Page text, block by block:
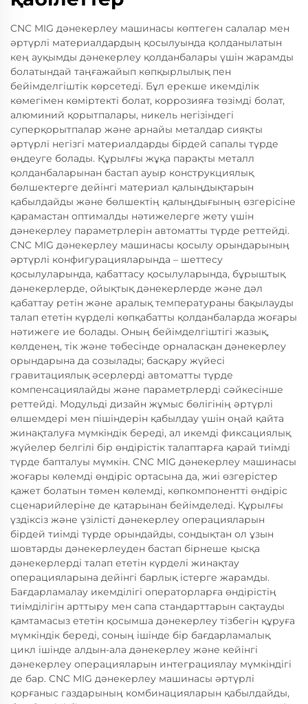
CNC MIG дәнекерлеу машинасы көптеген салалар мен
әртүрлі материалдардың қосылуында қолданылатын
кең ауқымды дәнекерлеу қолданбалары үшін жарамды
болатындай таңғажайып көпқырлылық пен
бейімделгіштік көрсетеді. Бұл ерекше икемділік
көмегімен көміртекті болат, коррозияға төзімді болат,
алюминий қорытпалары, никель негізіндегі
суперқорытпалар және арнайы металдар сияқты
әртүрлі негізгі материалдарды бірдей сапалы түрде
өңдеуге болады. Құрылғы жұқа парақты металл
қолданбаларынан бастап ауыр конструкциялық
бөлшектерге дейінгі материал қалыңдықтарын
қабылдайды және бөлшектің қалыңдығының өзгерісіне
қарамастан оптималды нәтижелерге жету үшін
дәнекерлеу параметрлерін автоматты түрде реттейді.
CNC MIG дәнекерлеу машинасы қосылу орындарының
әртүрлі конфигурацияларында – шеттесу
қосылуларында, қабаттасу қосылуларында, бұрыштық
дәнекерлерде, ойықтық дәнекерлерде және дәл
қабаттау ретін және аралық температураны бақылауды
талап ететін күрделі көпқабатты қолданбаларда жоғары
нәтижеге ие болады. Оның бейімделгіштігі жазық,
көлденең, тік және төбесінде орналасқан дәнекерлеу
орындарына да созылады; басқару жүйесі
гравитациялық әсерлерді автоматты түрде
компенсациялайды және параметрлерді сәйкесінше
реттейді. Модульді дизайн жұмыс бөлігінің әртүрлі
өлшемдері мен пішіндерін қабылдау үшін оңай қайта
жинақталуға мүмкіндік береді, ал икемді фиксациялық
жүйелер белгілі бір өндірістік талаптарға қарай тиімді
түрде бапталуы мүмкін. CNC MIG дәнекерлеу машинасы
жоғары көлемді өндіріс ортасына да, жиі өзгерістер
қажет болатын төмен көлемді, көпкомпонентті өндіріс
сценарийлеріне де қатарынан бейімделеді. Құрылғы
үздіксіз және үзілісті дәнекерлеу операцияларын
бірдей тиімді түрде орындайды, сондықтан ол ұзын
шовтарды дәнекерлеуден бастап бірнеше қысқа
дәнекерлерді талап ететін күрделі жинақтау
операцияларына дейінгі барлық істерге жарамды.
Бағдарламалау икемділігі операторларға өндірістің
тиімділігін арттыру мен сапа стандарттарын сақтауды
қамтамасыз ететін қосымша дәнекерлеу тізбегін құруға
мүмкіндік береді, соның ішінде бір бағдарламалық
цикл ішінде алдын-ала дәнекерлеу және кейінгі
дәнекерлеу операцияларын интеграциялау мүмкіндігі
де бар. CNC MIG дәнекерлеу машинасы әртүрлі
қорғаныс газдарының комбинацияларын қабылдайды,